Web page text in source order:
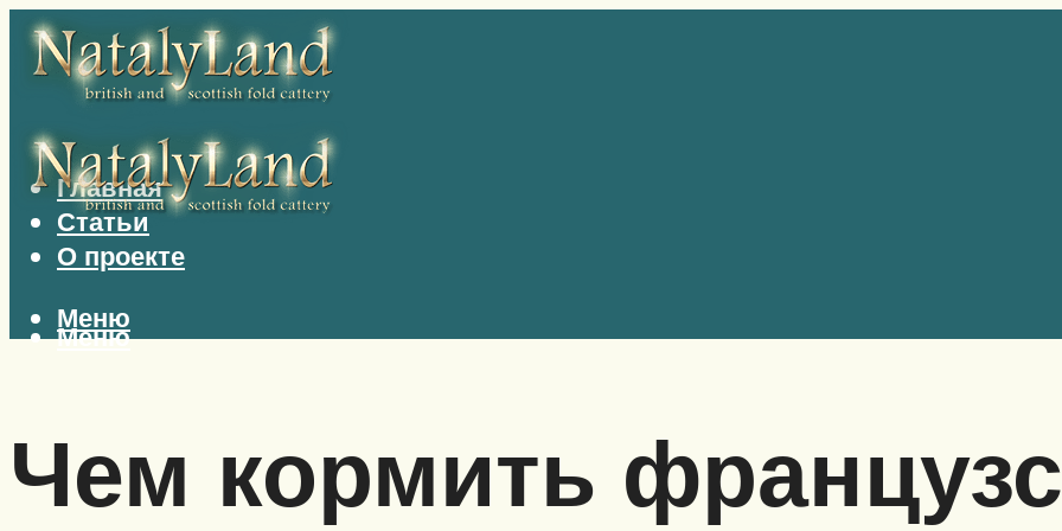
Главная
Статьи
О проекте
Меню
Меню
Чем кормить